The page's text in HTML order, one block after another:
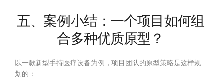
五、案例小结：一个项目如何组
合多种优质原型？
以一款新型手持医疗设备为例，项目团队的原型策略是这样规
划的：